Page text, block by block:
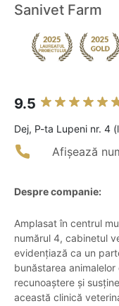
Sanivet Farm
9.5
Dej, P-ta Lupeni nr. 4
Afișează
Despre companie:
Amplasat în centrul
numărul 4, cabinetul
evidențiază ca un
bunăstarea
recunoaștere și
această clinică